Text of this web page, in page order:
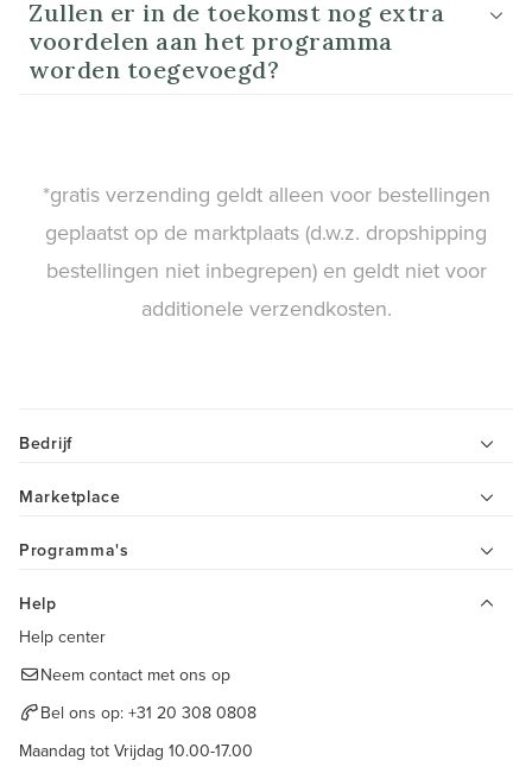
Zullen er in de toekomst nog extra
voordelen aan het programma
worden toegevoegd?
*gratis verzending geldt alleen voor bestellingen
geplaatst op de marktplaats (d.w.z. dropshipping
bestellingen niet inbegrepen) en geldt niet voor
additionele verzendkosten.
Bedrijf
Marketplace
Programma's
Help
Help center
Neem contact met ons op
Bel ons op: +31 20 308 0808
Maandag tot Vrijdag 10.00-17.00